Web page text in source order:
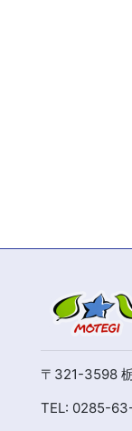
〒321-3598
TEL: 0285-